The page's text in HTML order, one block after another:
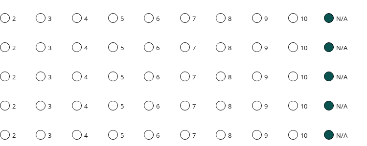
2 3 4 5 6 7 8 9 10 N/A
2 3 4 5 6 7 8 9 10 N/A
2 3 4 5 6 7 8 9 10 N/A
2 3 4 5 6 7 8 9 10 N/A
2 3 4 5 6 7 8 9 10 N/A